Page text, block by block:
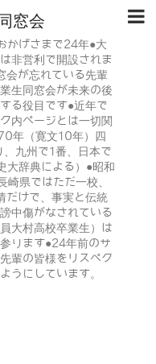
窓会
げさまで24年●大
非営利で開設されま
会が忘れている先輩
生同窓会が未来の後
る役目です●近年で
内ページとは一切関
年（寛文10年）四
九州で1番、日本で
大辞典による）●昭和
県ではただ一校、
だけで、事実と伝統
中傷がなされている
大村高校卒業生）は
ります●24年前のサ
輩の皆様をリスペク
うにしています。